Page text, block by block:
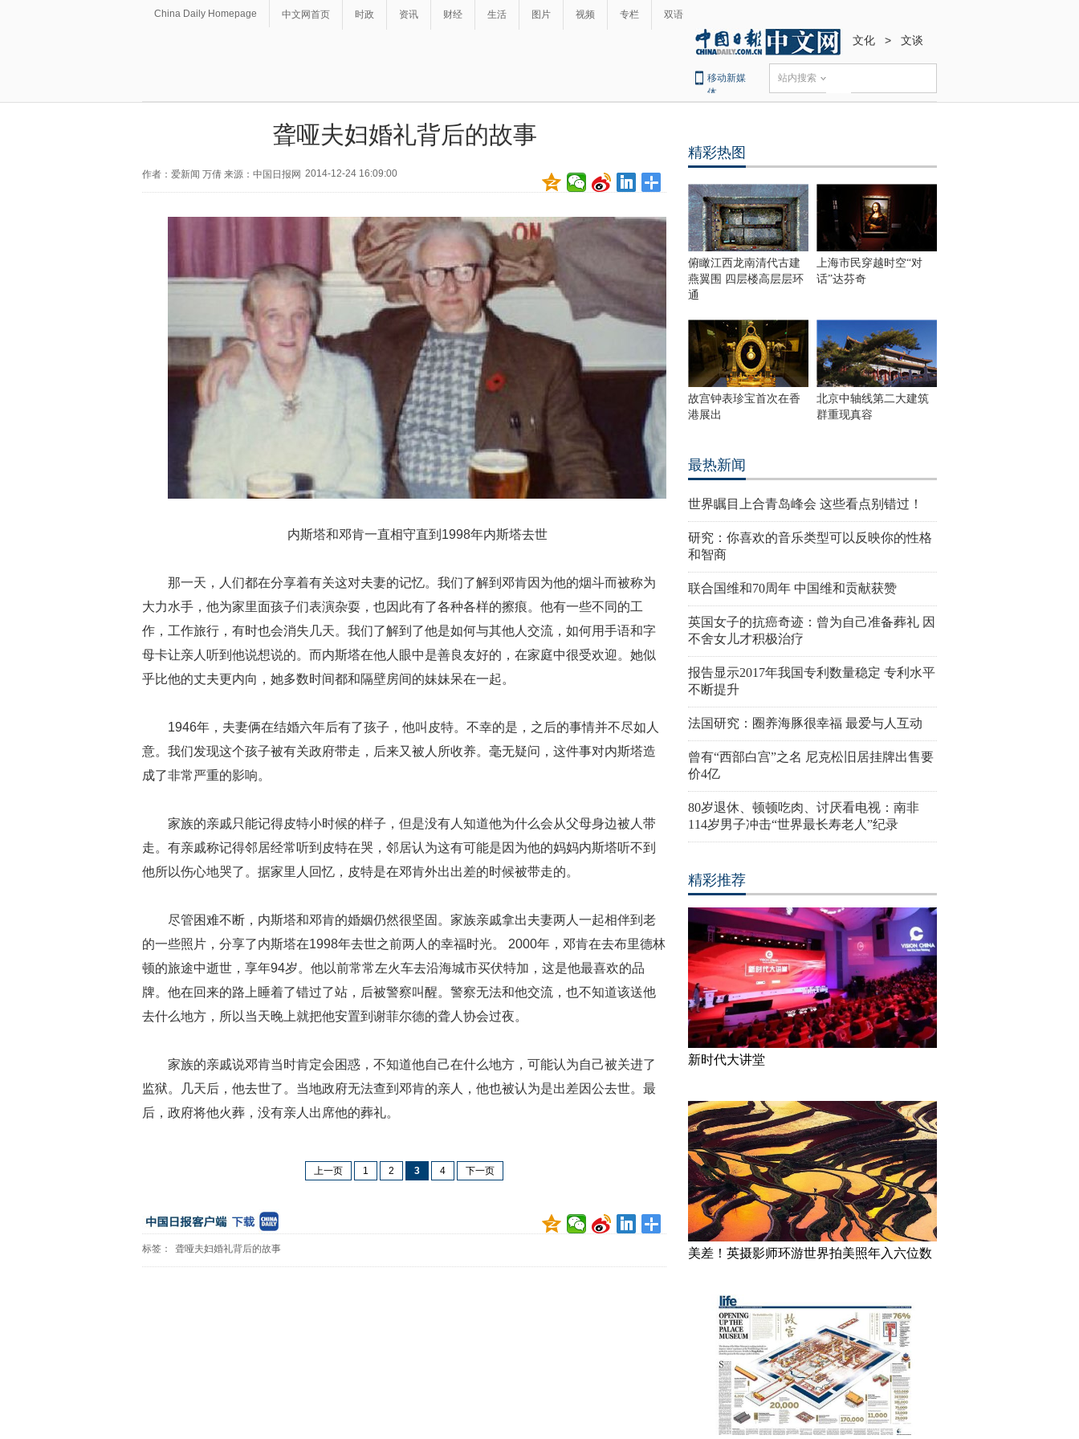
China Daily Homepage 中文网首页 时政 资讯 财经 生活 图片 视频 专栏 双语
文化 > 文谈
移动新媒
体
站内搜索
聋哑夫妇婚礼背后的故事
作者：爱新闻 万倩 来源：中国日报网 2014-12-24 16:09:00
内斯塔和邓肯一直相守直到1998年内斯塔去世
那一天，人们都在分享着有关这对夫妻的记忆。我们了解到邓肯因为他的烟斗而被称为
大力水手，他为家里面孩子们表演杂耍，也因此有了各种各样的擦痕。他有一些不同的工
作，工作旅行，有时也会消失几天。我们了解到了他是如何与其他人交流，如何用手语和字
母卡让亲人听到他说想说的。而内斯塔在他人眼中是善良友好的，在家庭中很受欢迎。她似
乎比他的丈夫更内向，她多数时间都和隔壁房间的妹妹呆在一起。
1946年，夫妻俩在结婚六年后有了孩子，他叫皮特。不幸的是，之后的事情并不尽如人
意。我们发现这个孩子被有关政府带走，后来又被人所收养。毫无疑问，这件事对内斯塔造
成了非常严重的影响。
家族的亲戚只能记得皮特小时候的样子，但是没有人知道他为什么会从父母身边被人带
走。有亲戚称记得邻居经常听到皮特在哭，邻居认为这有可能是因为他的妈妈内斯塔听不到
他所以伤心地哭了。据家里人回忆，皮特是在邓肯外出出差的时候被带走的。
尽管困难不断，内斯塔和邓肯的婚姻仍然很坚固。家族亲戚拿出夫妻两人一起相伴到老
的一些照片，分享了内斯塔在1998年去世之前两人的幸福时光。 2000年，邓肯在去布里德林
顿的旅途中逝世，享年94岁。他以前常常左火车去沿海城市买伏特加，这是他最喜欢的品
牌。他在回来的路上睡着了错过了站，后被警察叫醒。警察无法和他交流，也不知道该送他
去什么地方，所以当天晚上就把他安置到谢菲尔德的聋人协会过夜。
家族的亲戚说邓肯当时肯定会困惑，不知道他自己在什么地方，可能认为自己被关进了
监狱。几天后，他去世了。当地政府无法查到邓肯的亲人，他也被认为是出差因公去世。最
后，政府将他火葬，没有亲人出席他的葬礼。
上一页 1 2 3 4 下一页
标签： 聋哑夫妇婚礼背后的故事
精彩热图
俯瞰江西龙南清代古建
燕翼围 四层楼高层层环
通
上海市民穿越时空“对
话”达芬奇
故宫钟表珍宝首次在香
港展出
北京中轴线第二大建筑
群重现真容
最热新闻
世界瞩目上合青岛峰会 这些看点别错过！
研究：你喜欢的音乐类型可以反映你的性格
和智商
联合国维和70周年 中国维和贡献获赞
英国女子的抗癌奇迹：曾为自己准备葬礼 因
不舍女儿才积极治疗
报告显示2017年我国专利数量稳定 专利水平
不断提升
法国研究：圈养海豚很幸福 最爱与人互动
曾有“西部白宫”之名 尼克松旧居挂牌出售要
价4亿
80岁退休、顿顿吃肉、讨厌看电视：南非
114岁男子冲击“世界最长寿老人”纪录
精彩推荐
新时代大讲堂
美差！英摄影师环游世界拍美照年入六位数